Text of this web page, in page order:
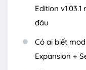
Edition
đâu
Có ai biết
Expansion +